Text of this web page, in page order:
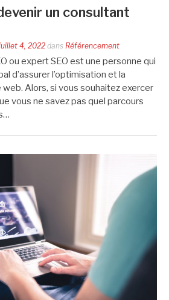
un consultant
4, 2022 dans Référencement
ou expert SEO est une personne qui
d’assurer l’optimisation et la
web. Alors, si vous souhaitez exercer
vous ne savez pas quel parcours